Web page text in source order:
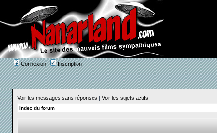
Connexion Inscription
Voir les messages sans réponses | Voir les sujets actifs
Index du forum